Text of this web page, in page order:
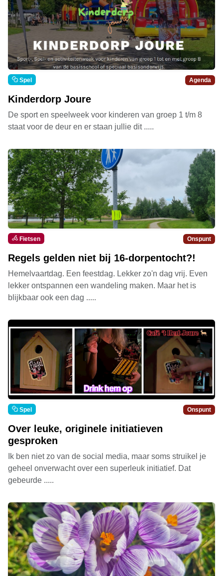
Spel Agenda
Kinderdorp Joure
De sport en speelweek voor kinderen van groep 1 t/m 8
staat voor de deur en er staan jullie dit .....
Fietsen Onspunt
Regels gelden niet bij 16-dorpentocht?!
Hemelvaartdag. Een feestdag. Lekker zo'n dag vrij. Even
lekker ontspannen een wandeling maken. Maar het is
blijkbaar ook een dag .....
Spel Onspunt
Over leuke, originele initiatieven
gesproken
Ik ben niet zo van de social media, maar soms struikel je
geheel onverwacht over een superleuk initiatief. Dat
gebeurde .....